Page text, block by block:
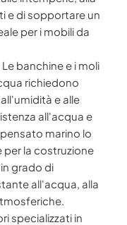
e di sopportare un
per i mobili da
Le banchine e i moli
richiedono
e alle
all'acqua e
marino lo
la costruzione
grado di
all'acqua, alla
specializzati in